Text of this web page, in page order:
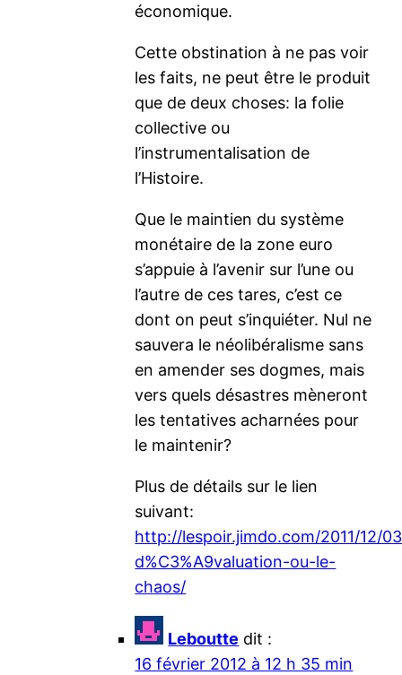
économique.
Cette obstination à ne pas voir
les faits, ne peut être le produit
que de deux choses: la folie
collective ou
l’instrumentalisation de
l’Histoire.
Que le maintien du système
monétaire de la zone euro
s’appuie à l’avenir sur l’une ou
l’autre de ces tares, c’est ce
dont on peut s’inquiéter. Nul ne
sauvera le néolibéralisme sans
en amender ses dogmes, mais
vers quels désastres mèneront
les tentatives acharnées pour
le maintenir?
Plus de détails sur le lien
suivant:
http://lespoir.jimdo.com/2011/12/
d%C3%A9valuation-ou-le-
chaos/
Leboutte dit :
16 février 2012 à 12 h 35 min